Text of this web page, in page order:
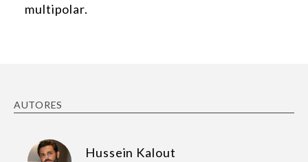
multipolar.
AUTORES
Hussein Kalout